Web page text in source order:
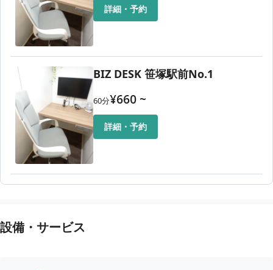
詳細・予約
BIZ DESK 笹塚駅前No.1
60分¥660 ~
詳細・予約
設備・サービス